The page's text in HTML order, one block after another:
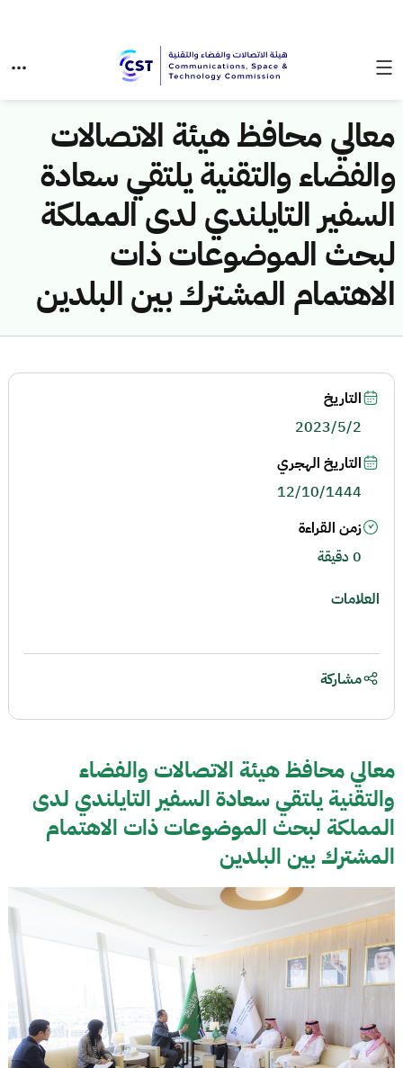
معالي محافظ هيئة الاتصالات
والفضاء والتقنية يلتقي سعادة
السفير التايلندي لدى المملكة
لبحث الموضوعات ذات
الاهتمام المشترك بين البلدين
معالي محافظ هيئة الاتصالات والفضاء
والتقنية يلتقي سعادة السفير التايلندي لدى
المملكة لبحث الموضوعات ذات الاهتمام
المشترك بين البلدين
التاريخ
2023/5/2
التاريخ الهجري
12/10/1444
زمن القراءة
0 دقيقة
العلامات
مشاركة